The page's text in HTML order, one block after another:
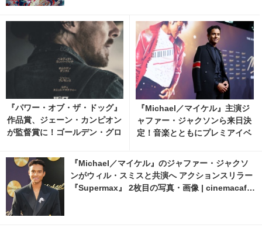
『パワー・オブ・ザ・ドッグ』
作品賞、ジェーン・カンピオン
が監督賞に！ゴールデン・グロ
『Michael／マイケル』主演ジ
ャファー・ジャクソンら来日決
定！音楽とともにプレミアイベ
『Michael／マイケル』のジャファー・ジャクソ
ンがウィル・スミスと共演へ アクションスリラー
『Supermax』 2枚目の写真・画像 | cinemacafe.